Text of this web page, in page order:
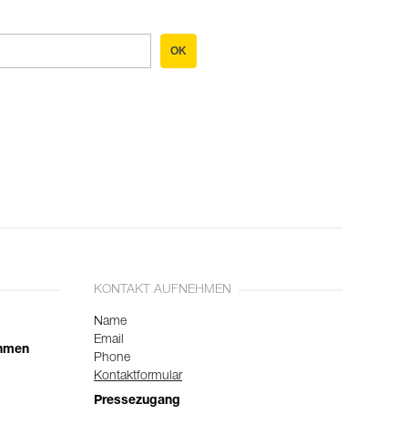
OK
KONTAKT AUFNEHMEN
Name
Email
Phone
Kontaktformular
Pressezugang